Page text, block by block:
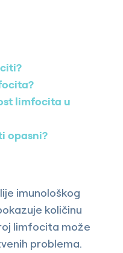
limfocita u
opasni?
imunološkog
količinu
limfocita može
problema.